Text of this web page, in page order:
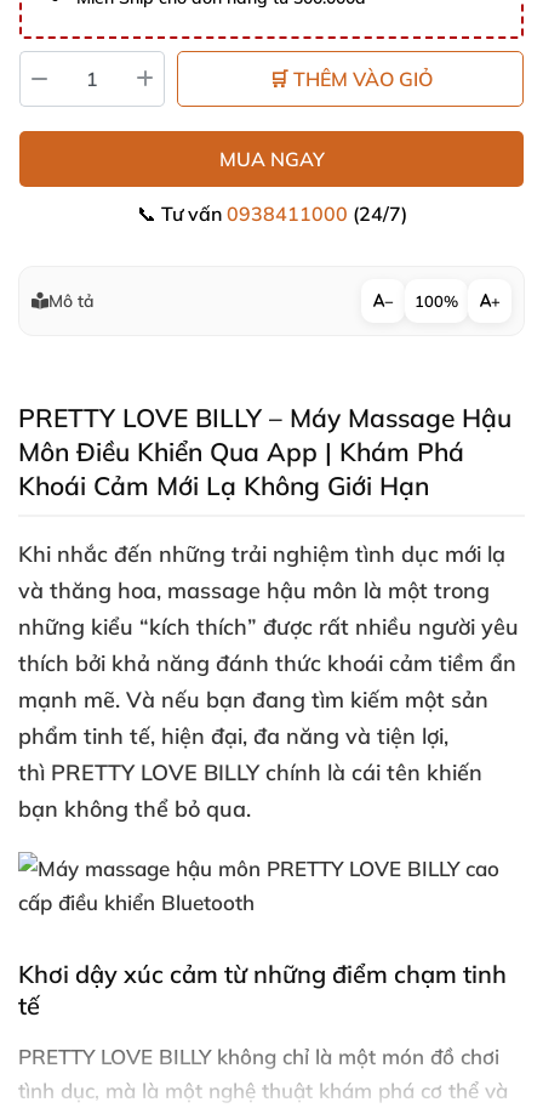
🛒 THÊM VÀO GIỎ
MUA NGAY
📞 Tư vấn 0938411000 (24/7)
Mô tả − 100% +
PRETTY LOVE BILLY – Máy Massage Hậu
Môn Điều Khiển Qua App | Khám Phá
Khoái Cảm Mới Lạ Không Giới Hạn
Khi nhắc đến những trải nghiệm tình dục mới lạ
và thăng hoa, massage hậu môn là một trong
những kiểu “kích thích” được rất nhiều người yêu
thích bởi khả năng đánh thức khoái cảm tiềm ẩn
mạnh mẽ. Và nếu bạn đang tìm kiếm một sản
phẩm tinh tế, hiện đại, đa năng và tiện lợi,
thì PRETTY LOVE BILLYchính là cái tên khiến
bạn không thể bỏ qua.
Khơi dậy xúc cảm từ những điểm chạm tinh
tế
PRETTY LOVE BILLY không chỉ là một món đồ chơi
tình dục, mà là một nghệ thuật khám phá cơ thể và